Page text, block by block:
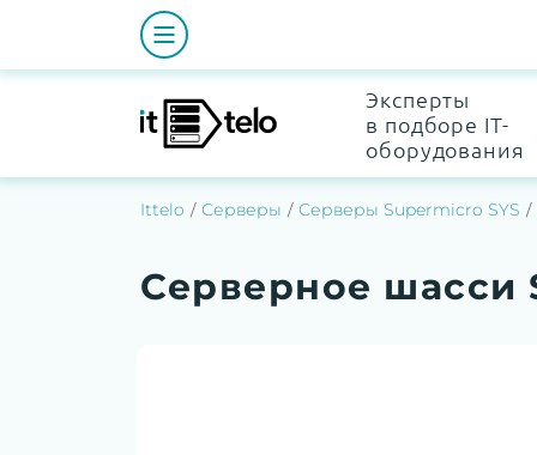
Эксперты
в подборе IT-
оборудования
Ittelo Серверы Серверы Supermicro SYS
Серверное шасси